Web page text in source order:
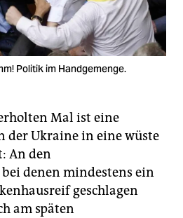
Politik im Handgemenge.
Mal ist eine
der Ukraine in eine wüste
An den
denen mindestens ein
geschlagen
am späten